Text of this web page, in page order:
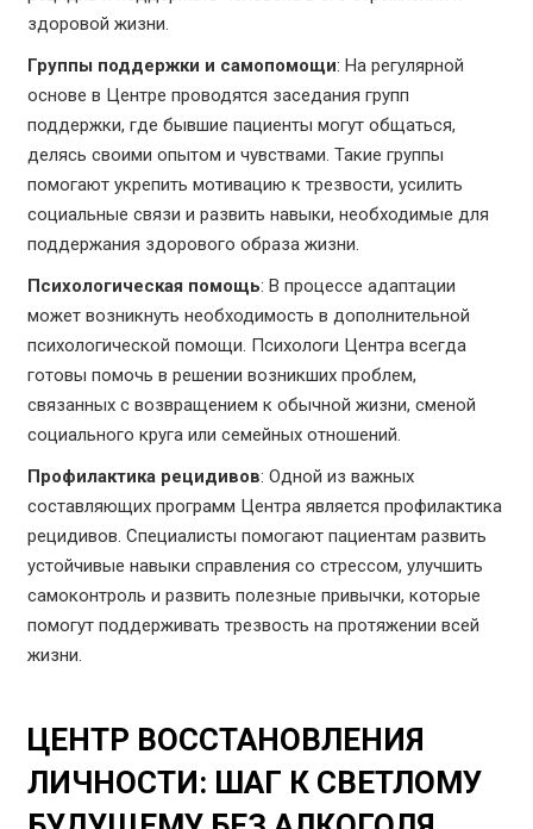
здоровой жизни.
Группы поддержки и самопомощи: На регулярной
основе в Центре проводятся заседания групп
поддержки, где бывшие пациенты могут общаться,
делясь своими опытом и чувствами. Такие группы
помогают укрепить мотивацию к трезвости, усилить
социальные связи и развить навыки, необходимые для
поддержания здорового образа жизни.
Психологическая помощь: В процессе адаптации
может возникнуть необходимость в дополнительной
психологической помощи. Психологи Центра всегда
готовы помочь в решении возникших проблем,
связанных с возвращением к обычной жизни, сменой
социального круга или семейных отношений.
Профилактика рецидивов: Одной из важных
составляющих программ Центра является профилактика
рецидивов. Специалисты помогают пациентам развить
устойчивые навыки справления со стрессом, улучшить
самоконтроль и развить полезные привычки, которые
помогут поддерживать трезвость на протяжении всей
жизни.
ЦЕНТР ВОССТАНОВЛЕНИЯ
ЛИЧНОСТИ: ШАГ К СВЕТЛОМУ